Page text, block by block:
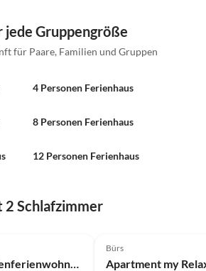
jede Gruppengröße
für Paare, Familien und Gruppen
4 Personen Ferienhaus
8 Personen Ferienhaus
12 Personen Ferienhaus
Schlafzimmer
Bürs
Apartment my